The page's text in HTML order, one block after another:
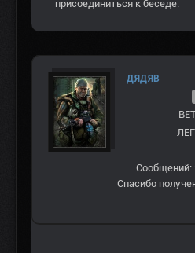
присоединиться к беседе.
ДЯДЯВ
Сообщений:
Спасибо